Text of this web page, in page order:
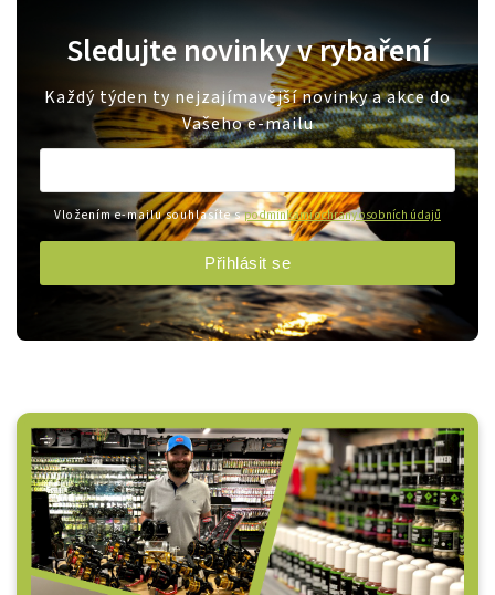
Sledujte novinky v rybaření
Každý týden ty nejzajímavější novinky a akce do
Vašeho e-mailu
Vložením e-mailu souhlasíte spodmínkami ochrany osobních údajů
Přihlásit se